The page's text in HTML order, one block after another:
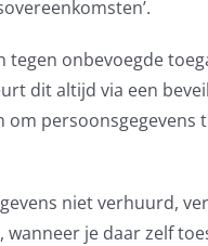
onbevoegde
dit altijd via een
persoonsgegevens
niet verhuurd,
je daar zelf